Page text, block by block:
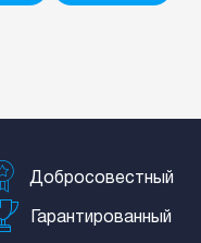
Добросовестный
Гарантированный